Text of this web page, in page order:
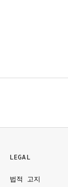
LEGAL
법적 고지